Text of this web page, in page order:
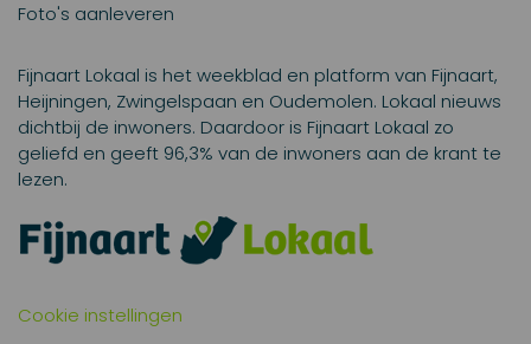
Foto's aanleveren
Fijnaart Lokaal is het weekblad en platform van Fijnaart,
Heijningen, Zwingelspaan en Oudemolen. Lokaal nieuws
dichtbij de inwoners. Daardoor is Fijnaart Lokaal zo
geliefd en geeft 96,3% van de inwoners aan de krant te
lezen.
Cookie instellingen